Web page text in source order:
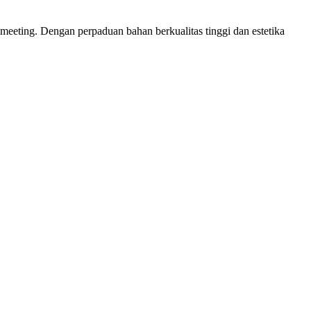
Dengan perpaduan bahan berkualitas tinggi dan estetika